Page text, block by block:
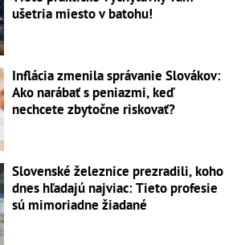
ušetria miesto v batohu!
Inflácia zmenila správanie Slovákov:
Ako narábať s peniazmi, keď
nechcete zbytočne riskovať?
Slovenské železnice prezradili, koho
dnes hľadajú najviac: Tieto profesie
sú mimoriadne žiadané